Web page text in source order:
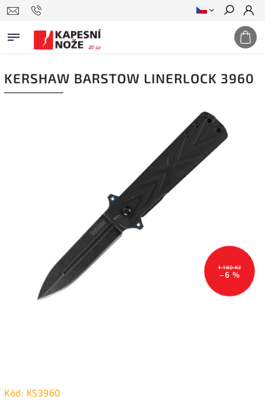
Hledat
KERSHAW BARSTOW LINERLOCK 3960
1 180 Kč
–6 %
Kód: KS3960